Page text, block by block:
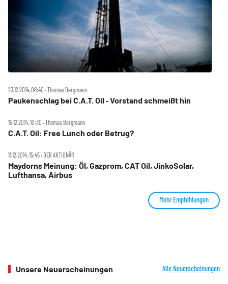
23.12.2014, 08:40 ‧ Thomas Bergmann
Paukenschlag bei C.A.T. Oil ‑ Vorstand schmeißt hin
15.12.2014, 10:30 ‧ Thomas Bergmann
C.A.T. Oil: Free Lunch oder Betrug?
11.12.2014, 15:45 ‧ DER AKTIONÄR
Maydorns Meinung: Öl, Gazprom, CAT Oil, JinkoSolar,
Lufthansa, Airbus
Mehr Empfehlungen
Unsere Neuerscheinungen Alle Neuerscheinungen